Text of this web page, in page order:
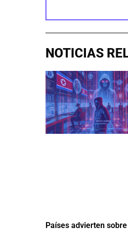
NOTICIAS
Países advierten